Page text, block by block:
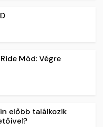
Mód: Végre
előbb találkozik